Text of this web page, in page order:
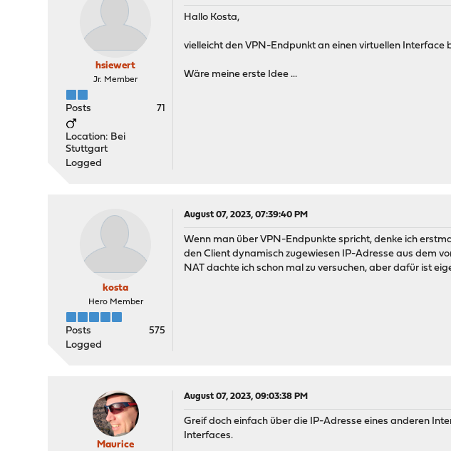
hsiewert
Jr. Member
Posts 71
Location: Bei
Stuttgart
Logged
Hallo Kosta,
vielleicht den VPN-Endpunkt an einen virtuellen
Wäre meine erste Idee ...
kosta
Hero Member
Posts
575
Logged
August 07, 2023, 07:39:40 PM
Wenn man über VPN-Endpunkte spricht, denke ich
den Client dynamisch zugewiesen IP-Adresse aus dem
NAT dachte ich schon mal zu versuchen, aber dafür ist
Maurice
August 07, 2023, 09:03:38 PM
Greif doch einfach über die IP-Adresse eines anderen
Interfaces.